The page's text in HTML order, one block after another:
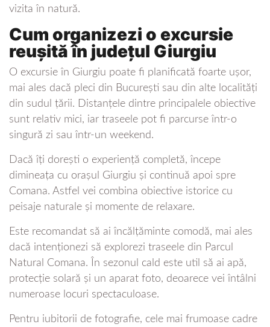
vizita în natură.
Cum organizezi o excursie
reușită în județul Giurgiu
O excursie în Giurgiu poate fi planificată foarte ușor,
mai ales dacă pleci din București sau din alte localități
din sudul țării. Distanțele dintre principalele obiective
sunt relativ mici, iar traseele pot fi parcurse într-o
singură zi sau într-un weekend.
Dacă îți dorești o experiență completă, începe
dimineața cu orașul Giurgiu și continuă apoi spre
Comana. Astfel vei combina obiective istorice cu
peisaje naturale și momente de relaxare.
Este recomandat să ai încălțăminte comodă, mai ales
dacă intenționezi să explorezi traseele din Parcul
Natural Comana. În sezonul cald este util să ai apă,
protecție solară și un aparat foto, deoarece vei întâlni
numeroase locuri spectaculoase.
Pentru iubitorii de fotografie, cele mai frumoase cadre